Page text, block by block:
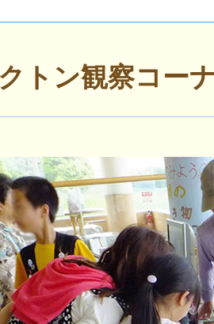
トン観察コー